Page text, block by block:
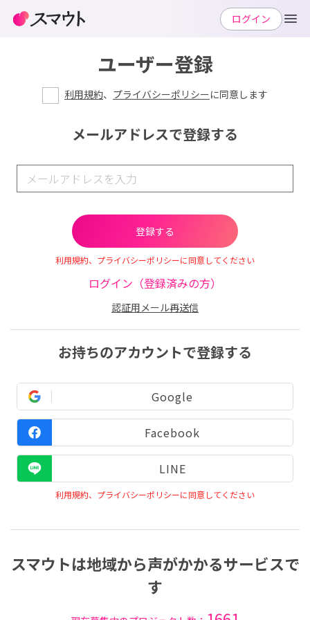
ユーザー登録
利用規約、 プライバシーポリシーに同意します
メールアドレスで登録する
利用規約、プライバシーポリシーに同意してください
ログイン（登録済みの方）
認証用メール再送信
お持ちのアカウントで登録する
Google
Facebook
LINE
利用規約、プライバシーポリシーに同意してください
スマウトは地域から声がかかるサービスで
す
ログイン